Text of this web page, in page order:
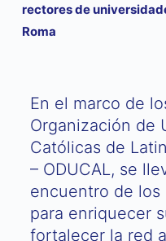
rectores de
Roma
En el marco de
Organización de
Católicas de
– ODUCAL, se
encuentro de los
para enriquecer
fortalecer la red